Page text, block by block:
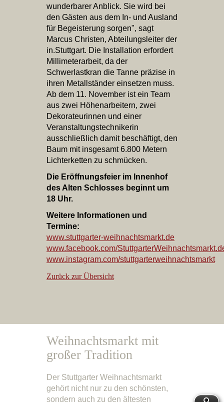
wunderbarer Anblick. Sie wird bei
den Gästen aus dem In- und Ausland
für Begeisterung sorgen", sagt
Marcus Christen, Abteilungsleiter der
in.Stuttgart. Die Installation erfordert
Millimeterarbeit, da der
Schwerlastkran die Tanne präzise in
ihren Metallständer einsetzen muss.
Ab dem 11. November ist ein Team
aus zwei Höhenarbeitern, zwei
Dekorateurinnen und einer
Veranstaltungstechnikerin
ausschließlich damit beschäftigt, den
Baum mit insgesamt 6.800 Metern
Lichterketten zu schmücken.
Die Eröffnungsfeier im Innenhof
des Alten Schlosses beginnt um
18 Uhr.
Weitere Informationen und
Termine:
www.stuttgarter-weihnachtsmarkt.de
www.facebook.com/
www.instagram.com/stuttgarterweihnachtsmarkt
Zurück zur Übersicht
Weihnachtsmarkt mit
großer Tradition
Der Stuttgarter Weihnachtsmarkt
gehört nicht nur zu den schönsten,
sondern auch zu den ältesten